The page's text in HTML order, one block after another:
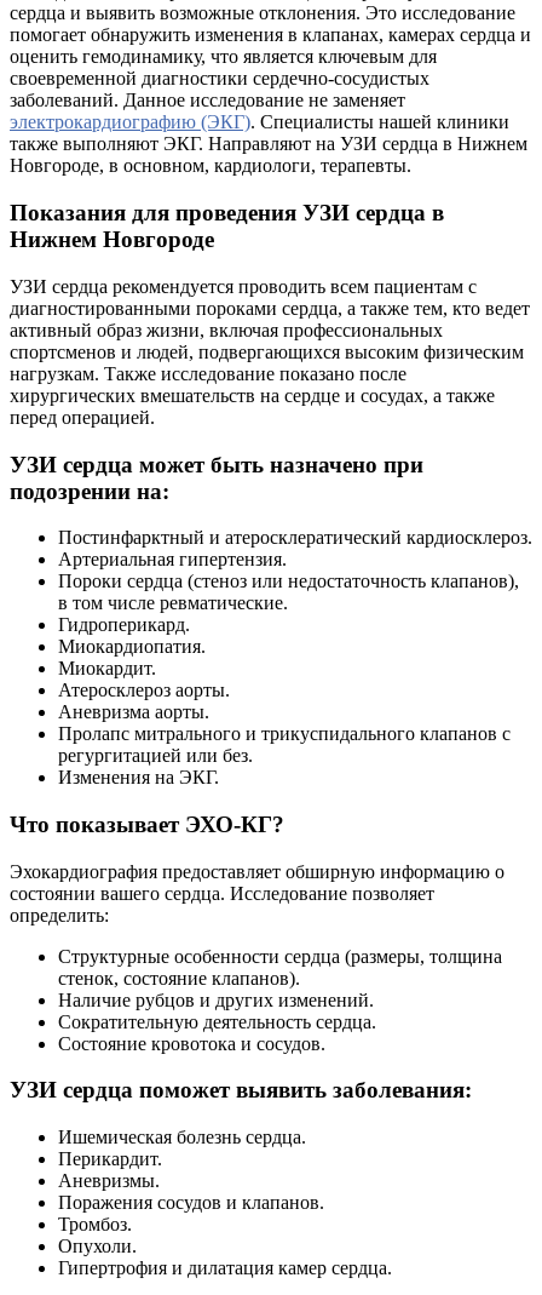
сердца и выявить возможные отклонения. Это исследование
помогает обнаружить изменения в клапанах, камерах сердца и
оценить гемодинамику, что является ключевым для
своевременной диагностики сердечно-сосудистых
заболеваний. Данное исследование не заменяет
электрокардиографию (ЭКГ). Специалисты нашей клиники
также выполняют ЭКГ. Направляют на УЗИ сердца в Нижнем
Новгороде, в основном, кардиологи, терапевты.
Показания для проведения УЗИ сердца в
Нижнем Новгороде
УЗИ сердца рекомендуется проводить всем пациентам с
диагностированными пороками сердца, а также тем, кто ведет
активный образ жизни, включая профессиональных
спортсменов и людей, подвергающихся высоким физическим
нагрузкам. Также исследование показано после
хирургических вмешательств на сердце и сосудах, а также
перед операцией.
УЗИ сердца может быть назначено при
подозрении на:
Постинфарктный и атеросклератический кардиосклероз.
Артериальная гипертензия.
Пороки сердца (стеноз или недостаточность клапанов),
в том числе ревматические.
Гидроперикард.
Миокардиопатия.
Миокардит.
Атеросклероз аорты.
Аневризма аорты.
Пролапс митрального и трикуспидального клапанов с
регургитацией или без.
Изменения на ЭКГ.
Что показывает ЭХО-КГ?
Эхокардиография предоставляет обширную информацию о
состоянии вашего сердца. Исследование позволяет
определить:
Структурные особенности сердца (размеры, толщина
стенок, состояние клапанов).
Наличие рубцов и других изменений.
Сократительную деятельность сердца.
Состояние кровотока и сосудов.
УЗИ сердца поможет выявить заболевания:
Ишемическая болезнь сердца.
Перикардит.
Аневризмы.
Поражения сосудов и клапанов.
Тромбоз.
Опухоли.
Гипертрофия и дилатация камер сердца.